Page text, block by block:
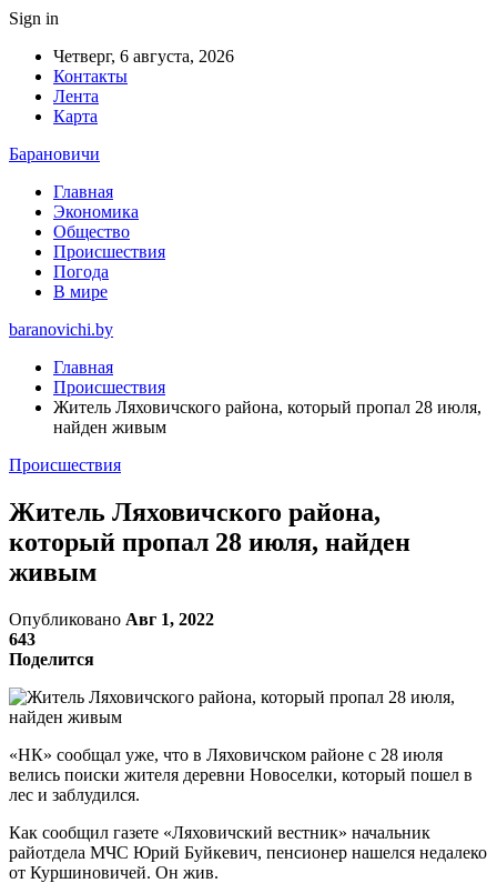
Sign in
Четверг, 6 августа, 2026
Контакты
Лента
Карта
Барановичи
Главная
Экономика
Общество
Происшествия
Погода
В мире
baranovichi.by
Главная
Происшествия
Житель Ляховичского района, который пропал 28 июля,
найден живым
Происшествия
Житель Ляховичского района,
который пропал 28 июля, найден
живым
Опубликовано Авг 1, 2022
643
Поделится
«НК» сообщал уже, что в Ляховичском районе с 28 июля
велись поиски жителя деревни Новоселки, который пошел в
лес и заблудился.
Как сообщил газете «Ляховичский вестник» начальник
райотдела МЧС Юрий Буйкевич, пенсионер нашелся недалеко
от Куршиновичей. Он жив.